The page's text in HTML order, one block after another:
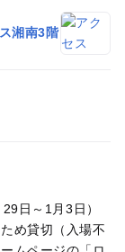
湘南3階
日～1月3日）
め貸切（入場不